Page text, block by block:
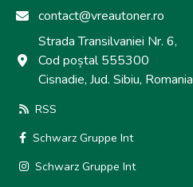
contact@vreautoner.ro
Strada Transilvaniei Nr. 6,
Cod poștal 555300
Cisnadie, Jud. Sibiu, Romania
RSS
Schwarz Gruppe Int
Schwarz Gruppe Int